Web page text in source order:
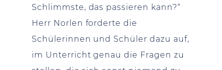
Schlimmste, das passieren kann?“
Herr Norlen forderte die
Schülerinnen und Schüler dazu auf,
im Unterricht genau die Fragen zu